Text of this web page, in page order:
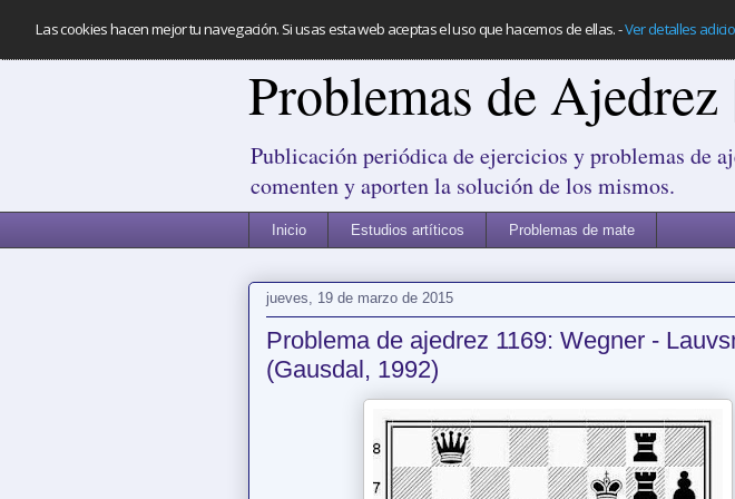
Las cookies hacen mejor tu navegación. Si usas esta web aceptas el uso que hacemos de ellas.-Ver detalles
Problemas de
Publicación periódica de ejercicios y problemas de
comenten y aporten la solución de los mismos.
Inicio Estudios artíticos Problemas de mate
jueves, 19 de marzo de 2015
Problema de ajedrez 1169: Wegner -
(Gausdal, 1992)